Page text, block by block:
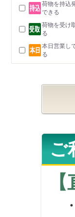
荷物を持込
できる
荷物を受け
る
本日営業し
る
ご